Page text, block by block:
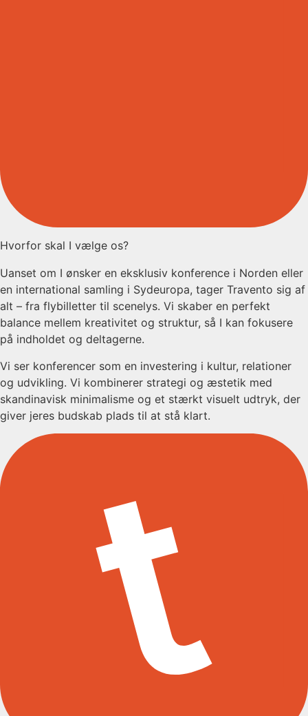
Hvorfor skal I vælge os?
Uanset om I ønsker en eksklusiv konference i Norden eller
en international samling i Sydeuropa, tager Travento sig af
alt – fra flybilletter til scenelys. Vi skaber en perfekt
balance mellem kreativitet og struktur, så I kan fokusere
på indholdet og deltagerne.
Vi ser konferencer som en investering i kultur, relationer
og udvikling. Vi kombinerer strategi og æstetik med
skandinavisk minimalisme og et stærkt visuelt udtryk, der
giver jeres budskab plads til at stå klart.